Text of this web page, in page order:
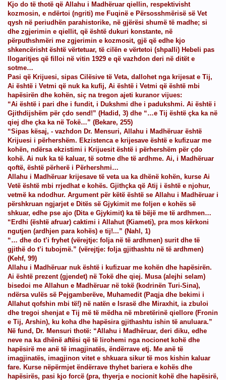
Kjo do të thotë që Allahu i Madhëruar qiellin, respektivisht
kozmosin, e ndërtoi (ngriti) me Fuqinë e Përsosshmërisë së Vet
qysh në periudhën parahistorike, në gjërësi shumë të madhe; si
dhe zgjerimin e qiellit, që është dukuri konstante, në
përputhshmëri me zgjerimin e kozmosit, gjë që edhe kjo
shkencërisht është vërtetuar, të cilën e vërtetoi (shpalli) Hebeli pas
llogaritjes që filloi në vitin 1929 e që vazhdon deri në ditët e
sotme…
Pasi që Krijuesi, sipas Cilësive të Veta, dallohet nga krijesat e Tij,
Ai është i Vetmi që nuk ka kufij, Ai është i Vetmi që është mbi
hapësirën dhe kohën, siç na tregon ajeti kuranor vijues:
“Ai është i pari dhe i fundit, i Dukshmi dhe i padukshmi. Ai është i
Gjithdijshëm për çdo send!” (Hadid, 3) dhe “…e Tij është çka ka në
qiej dhe çka ka në Tokë…” (Bekare, 255)
“Sipas kësaj, - vazhdon Dr. Mensuri, Allahu i Madhëruar është
Krijuesi i përhershëm. Ekzistenca e krijesave është e kufizuar me
kohën, ndërsa ekzistimi i Krijuesit është i përhershëm për çdo
kohë. Ai nuk ka të kaluar, të sotme dhe të ardhme. Ai, i Madhëruar
qoftë, është përherë i Përhershmi…
Allahu i Madhëruar krijesave të veta ua ka dhënë kohën, kurse Ai
Vetë është mbi rrjedhat e kohës. Gjithçka që Atij i është e njohur,
vetmë ka ndodhur. Argument për këtë është se Allahu i Madhëruar i
përshkruan ngjarjet e Ditës së Gjykimit me foljen e kohës së
shkuar, edhe pse ajo (Dita e Gjykimit) ka të bëjë me të ardhmen…
“Erdhi (është afruar) caktimi i Allahut (Kiameti), pra mos kërkoni
ngutjen (ardhjen para kohës) e tij!...” (Nahl, 1)
“… dhe do t’i fryhet (vërejtje: folja në të ardhmen) surit dhe të
gjithë do t’i tubojmë.” (vërejtje: folja gjithashtu në të ardhmen)
(Kehf, 99)
Allahu i Madhëruar nuk është i kufizuar me kohën dhe hapësirën.
Ai është prezent (gjendet) në Tokë dhe qiej. Musa (alejhi selam)
bisedoi me Allahun e Madhëruar në tokë (kodrinën Turi-Sina),
ndërsa vulës së Pejgamberëve, Muhamedit (Paqja dhe bekimi i
Allahut qofshin mbi të!) në natën e Israsë dhe Miraxhit, ia zbuloi
dhe tregoi shenjat e Tij më të mëdha në mbretërinë qiellore (Fronin
e Tij, Arshin), ku koha dhe hapësira gjithashtu ishin të anuluara.”
Në fund, Dr. Mensuri thotë: “Allahu i Madhëruar, deri diku, edhe
neve na ka dhënë aftësi që të lirohemi nga nocionet kohë dhe
hapësirë me anë të imagjinatës, ëndërrave etj. Me anë të
imagjinatës, imagjinon vitet e shkuara sikur të mos kishin kaluar
fare. Kurse nëpërmjet ëndërrave thyhet bariera e kohës dhe
hapësirës, pasi kjo forcë (pra, thyerja e nocionit kohë dhe hapësirë,
i shohim në Media,në produkte etj...
i dini këto për “Izraelin” ?
i tyre për masonët) fund
për shoqërinë
Blue Beam, H.A.A.R.P dhe Chemtrails !